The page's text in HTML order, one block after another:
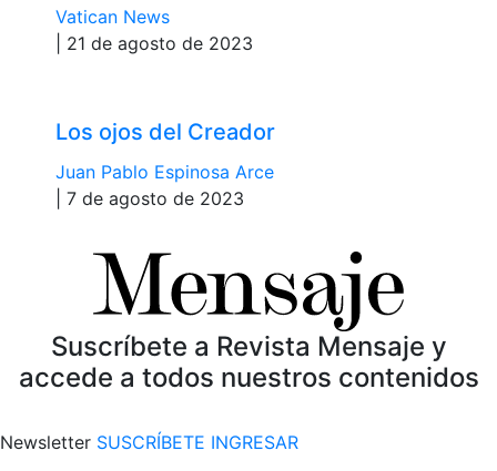
Vatican News
| 21 de agosto de 2023
Los ojos del Creador
Juan Pablo Espinosa Arce
| 7 de agosto de 2023
Suscríbete a Revista Mensaje y
accede a todos nuestros contenidos
Newsletter SUSCRÍBETE INGRESAR